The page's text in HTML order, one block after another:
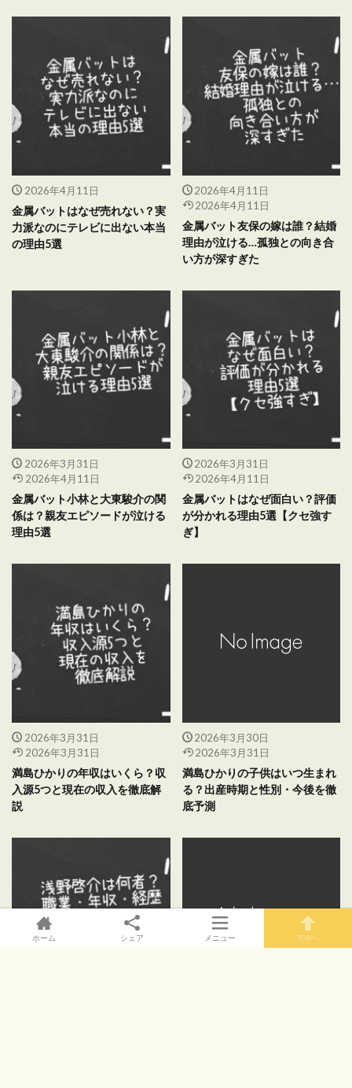
2026年4月11日
金属バットはなぜ売れない？実
力派なのにテレビに出ない本当
の理由5選
2026年4月11日
2026年4月11日
金属バット友保の嫁は誰？結婚
理由が泣ける…孤独との向き合
い方が深すぎた
2026年3月31日
2026年4月11日
金属バット小林と大東駿介の関
係は？親友エピソードが泣ける
理由5選
2026年3月31日
2026年4月11日
金属バットはなぜ面白い？評価
が分かれる理由5選【クセ強す
ぎ】
2026年3月31日
2026年3月31日
満島ひかりの年収はいくら？収
入源5つと現在の収入を徹底解
説
2026年3月30日
2026年3月31日
満島ひかりの子供はいつ生まれ
る？出産時期と性別・今後を徹
底予測
ホーム シェア メニュー TOPへ